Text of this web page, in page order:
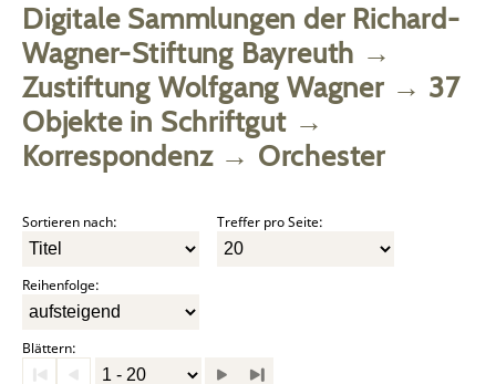
Digitale Sammlungen der Richard-
Wagner-Stiftung Bayreuth →
Zustiftung Wolfgang Wagner→ 37
Objektein Schriftgut →
Korrespondenz → Orchester
Sortieren nach: Treffer pro Seite:
Reihenfolge:
Blättern: